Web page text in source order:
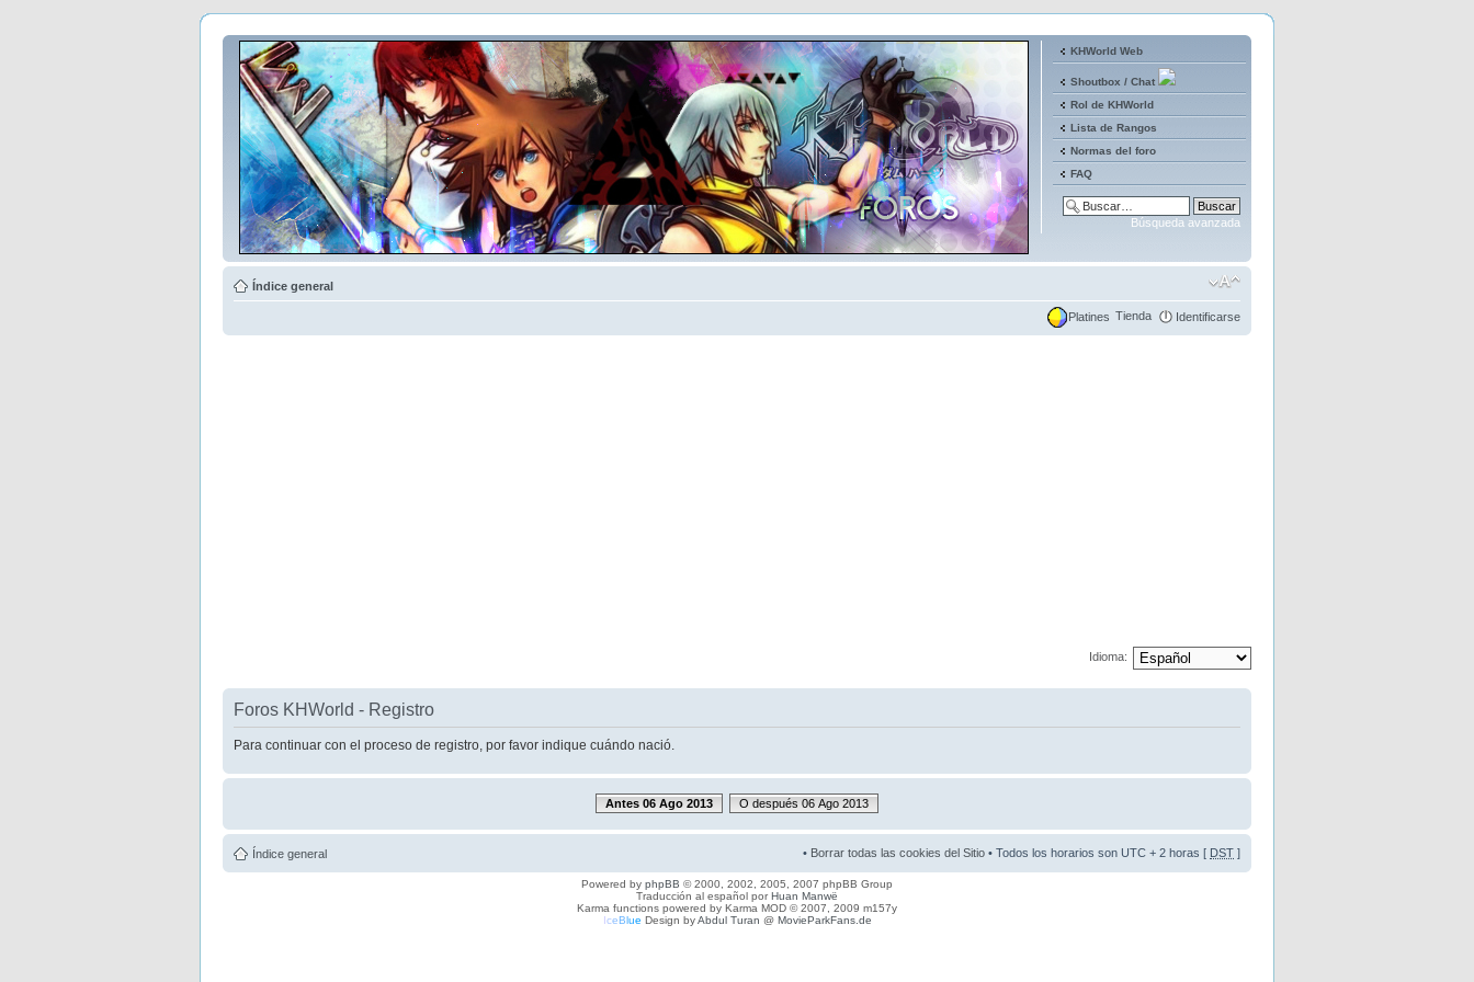
KHWorld Web
Shoutbox / Chat
Rol de KHWorld
Lista de Rangos
Normas del foro
FAQ
Búsqueda avanzada
Índice general
Platines Tienda Identificarse
Idioma:
Foros KHWorld - Registro
Para continuar con el proceso de registro, por favor indique cuándo nació.
Antes 06 Ago 2013 O después 06 Ago 2013
Índice general • Borrar todas las cookies del Sitio • Todos los horarios son UTC + 2 horas [ DST ]
Powered by phpBB © 2000, 2002, 2005, 2007 phpBB Group
Traducción al español porHuan Manwë
Karma functions powered by Karma MOD © 2007, 2009 m157y
IceBlue Design byAbdul Turan @ MovieParkFans.de